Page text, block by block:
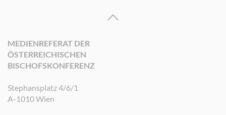
MEDIENREFERAT DER
ÖSTERREICHISCHEN
BISCHOFSKONFERENZ
Stephansplatz 4/6/1
A-1010 Wien